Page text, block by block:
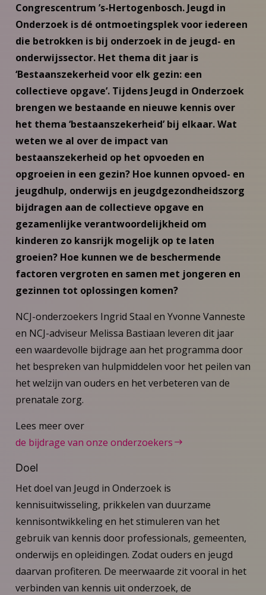
Congrescentrum ’s-Hertogenbosch. Jeugd in
Onderzoek is dé ontmoetingsplek voor iedereen
die betrokken is bij onderzoek in de jeugd- en
onderwijssector. Het thema dit jaar is
‘Bestaanszekerheid voor elk gezin: een
collectieve opgave’. Tijdens Jeugd in Onderzoek
brengen we bestaande en nieuwe kennis over
het thema ‘bestaanszekerheid’ bij elkaar. Wat
weten we al over de impact van
bestaanszekerheid op het opvoeden en
opgroeien in een gezin? Hoe kunnen opvoed- en
jeugdhulp, onderwijs en jeugdgezondheidszorg
bijdragen aan de collectieve opgave en
gezamenlijke verantwoordelijkheid om
kinderen zo kansrijk mogelijk op te laten
groeien? Hoe kunnen we de beschermende
factoren vergroten en samen met jongeren en
gezinnen tot oplossingen komen?
NCJ-onderzoekers Ingrid Staal en Yvonne Vanneste
en NCJ-adviseur Melissa Bastiaan leveren dit jaar
een waardevolle bijdrage aan het programma door
het bespreken van hulpmiddelen voor het peilen van
het welzijn van ouders en het verbeteren van de
prenatale zorg.
Lees meer over
de bijdrage van onze onderzoekers
Doel
Het doel van Jeugd in Onderzoek is
kennisuitwisseling, prikkelen van duurzame
kennisontwikkeling en het stimuleren van het
gebruik van kennis door professionals, gemeenten,
onderwijs en opleidingen. Zodat ouders en jeugd
daarvan profiteren. De meerwaarde zit vooral in het
verbinden van kennis uit onderzoek, de